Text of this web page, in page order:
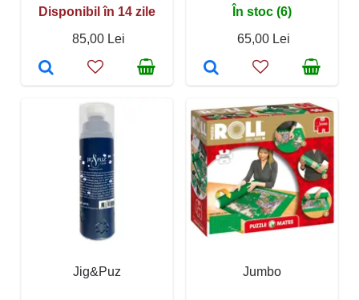
Disponibil în 14 zile
85,00 Lei
În stoc (6)
65,00 Lei
Jig&Puz Jumbo